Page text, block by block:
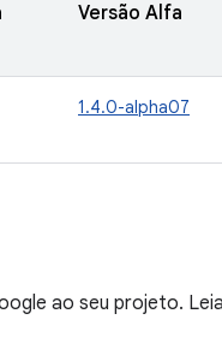
Versão Alfa
1.4.0-alpha07
ao seu projeto. Leia